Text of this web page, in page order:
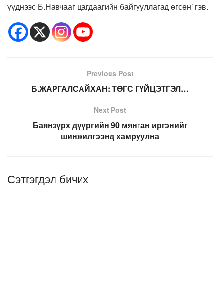
үүднээс Б.Навчааг цагдаагийн байгууллагад өгсөн’ гэв.
Previous Post
Б.ЖАРГАЛСАЙХАН: ТӨГС ГҮЙЦЭТГЭЛ…
Next Post
Баянзүрх дүүргийн 90 мянган иргэнийг
шинжилгээнд хамруулна
Сэтгэгдэл бичих